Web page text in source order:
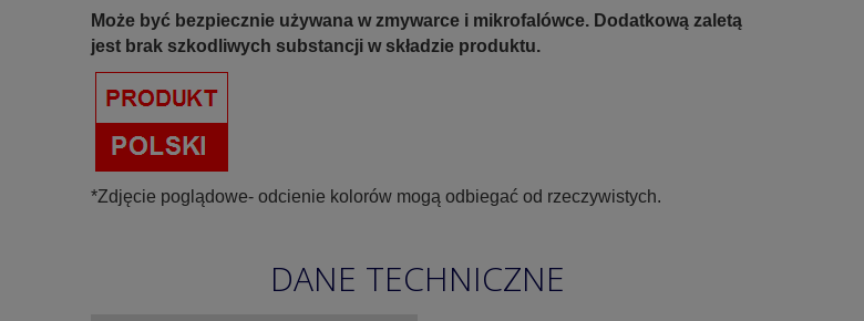
Może być bezpiecznie używana w zmywarce i mikrofalówce. Dodatkową zaletą
jest brak szkodliwych substancji w składzie produktu.
*Zdjęcie poglądowe- odcienie kolorów mogą odbiegać od rzeczywistych.
DANE TECHNICZNE